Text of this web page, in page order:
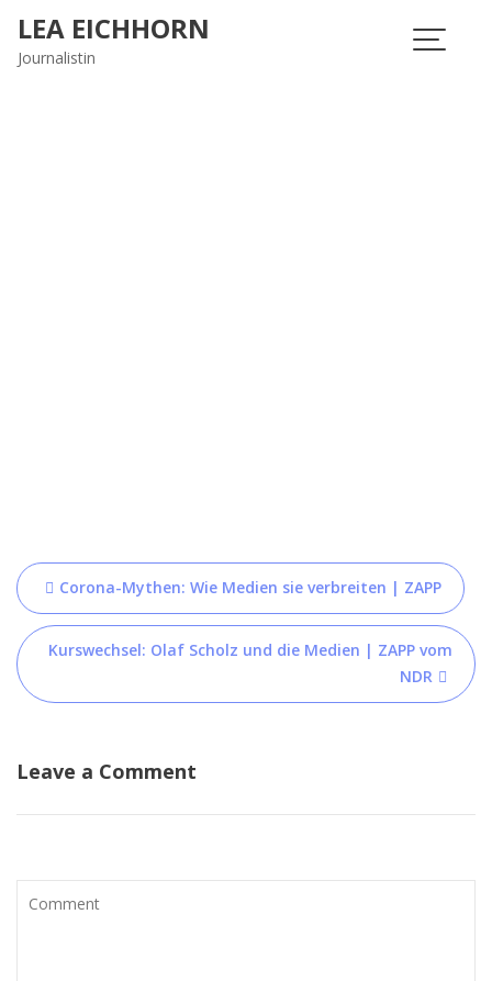
content
LEA EICHHORN
Journalistin
Post
navigation
Corona-Mythen: Wie Medien sie verbreiten | ZAPP
Kurswechsel: Olaf Scholz und die Medien | ZAPP vom
NDR
Leave a Comment